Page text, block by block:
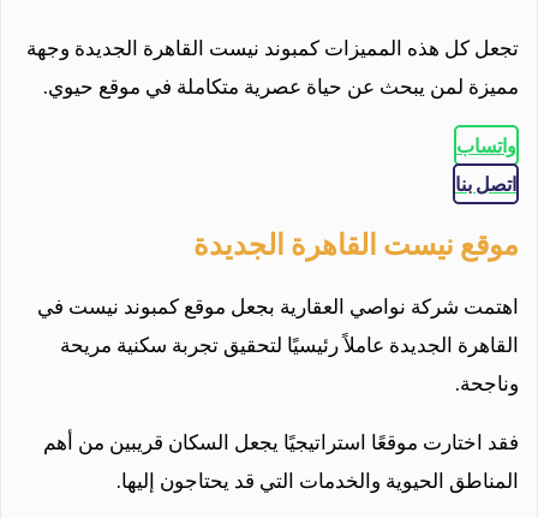
تجعل كل هذه المميزات كمبوند نيست القاهرة الجديدة وجهة
مميزة لمن يبحث عن حياة عصرية متكاملة في موقع حيوي.
واتساب
اتصل بنا
موقع نيست القاهرة الجديدة
اهتمت شركة نواصي العقارية بجعل موقع كمبوند نيست في
القاهرة الجديدة عاملاً رئيسيًا لتحقيق تجربة سكنية مريحة
وناجحة.
فقد اختارت موقعًا استراتيجيًا يجعل السكان قريبين من أهم
المناطق الحيوية والخدمات التي قد يحتاجون إليها.